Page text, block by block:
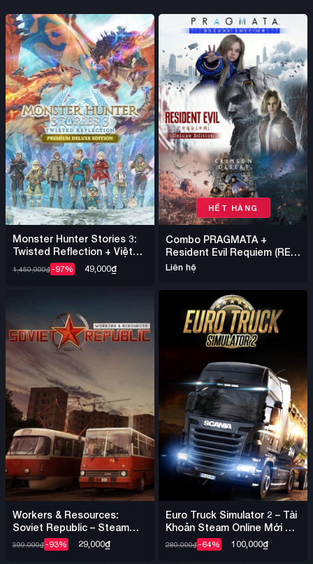
Monster Hunter Stories 3:
Twisted Reflection + Việt
Hóa DENUVO – Steam
Offline
1,450,000₫-97% 49,000₫
HẾT HÀNG
Combo PRAGMATA +
Resident Evil Requiem (RE9)
+ Crimson Desert – Steam
Liên hệ
Workers & Resources:
Soviet Republic – Steam
Offline
399,000₫-93% 29,000₫
Euro Truck Simulator 2 – Tài
Khoản Steam Online Mới +
Mail
280,000₫-64% 100,000₫